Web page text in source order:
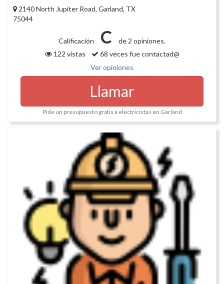
2140 North Jupiter Road, Garland, TX
75044
Calificación C
de 2 opiniones.
122 vistas
68 veces fue contactad@
Ver opiniones
Llamar
Pide un presupuesto gratis a electricistas en Garland